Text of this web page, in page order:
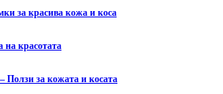
за красива кожа и коса
на красотата
Ползи за кожата и косата